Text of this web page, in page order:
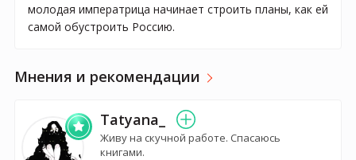
молодая императрица начинает строить планы, как ей
самой обустроить Россию.
Мнения и рекомендации
Tatyana_
Живу на скучной работе. Спасаюсь
книгами.